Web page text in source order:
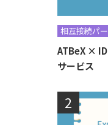
相互接続パ
ATBeX ×
サービス